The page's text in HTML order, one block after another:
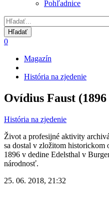
Pohľadnice
0
Omrvinka
Magazín
História na zjedenie
Ovídius Faust
História na zjedenie
Život a profesijné aktivity
sa dostal v zložitom historickom
1896 v dedine Edelsthal v
národnosť.
25. 06. 2018, 21:32